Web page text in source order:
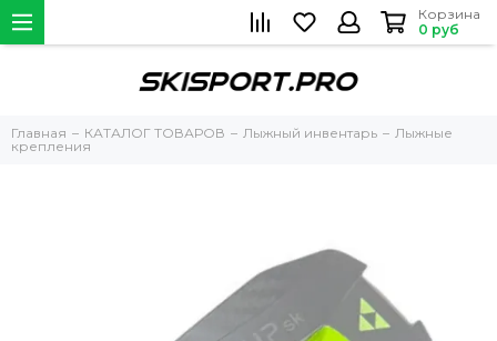
Корзина
0 руб
Главная КАТАЛОГ ТОВАРОВ Лыжный инвентарь
Лыжные
крепления